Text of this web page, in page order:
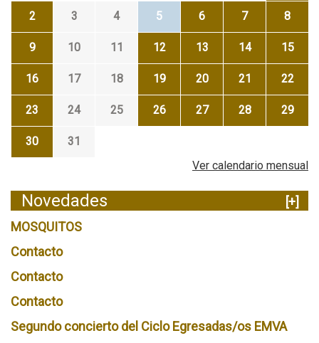
2 3 4 5 6 7 8
9 10 11 12 13 14 15
16 17 18 19 20 21 22
23 24 25 26 27 28 29
30
31
Ver calendario mensual
Novedades
[+]
MOSQUITOS
Contacto
Contacto
Contacto
Segundo concierto del Ciclo Egresadas/os EMVA